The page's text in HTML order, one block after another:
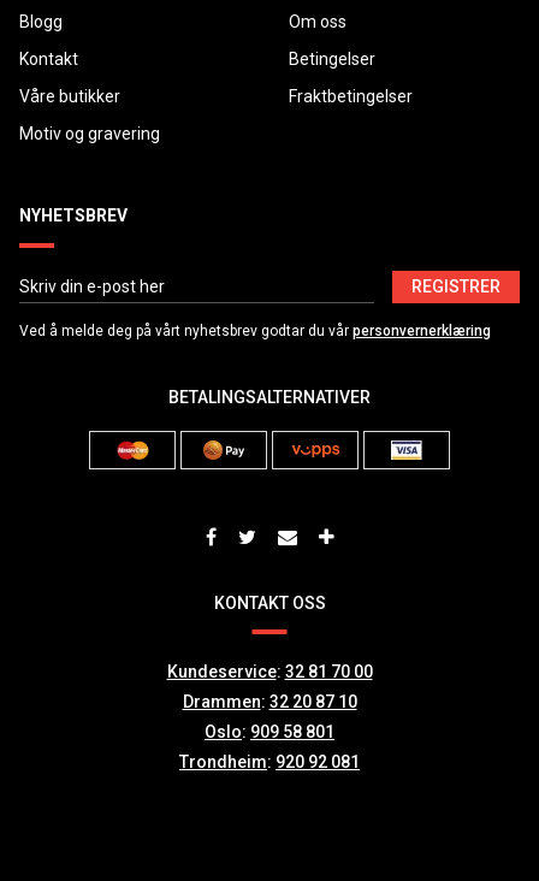
Blogg
Kontakt
Våre butikker
Motiv og gravering
Om oss
Betingelser
Fraktbetingelser
NYHETSBREV
REGISTRER
Ved å melde deg på vårt nyhetsbrev godtar du vår personvernerklæring
BETALINGSALTERNATIVER
KONTAKT OSS
Kundeservice: 32 81 70 00
Drammen: 32 20 87 10
Oslo: 909 58 801
Trondheim: 920 92 081